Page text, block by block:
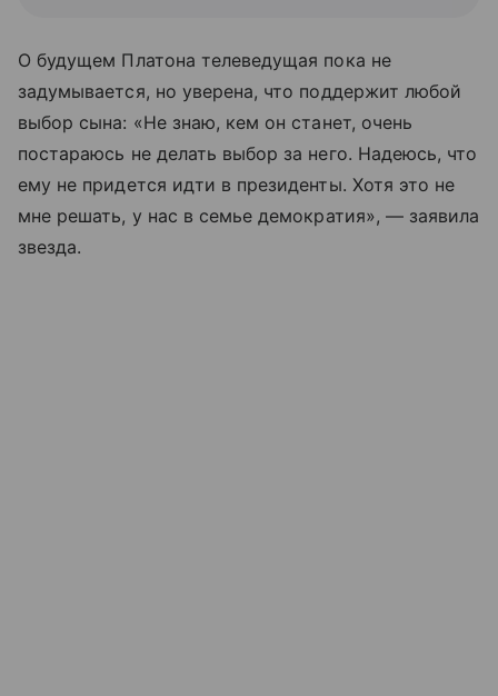
О будущем Платона телеведущая пока не
задумывается, но уверена, что поддержит любой
выбор сына: «Не знаю, кем он станет, очень
постараюсь не делать выбор за него. Надеюсь, что
ему не придется идти в президенты. Хотя это не
мне решать, у нас в семье демократия», — заявила
звезда.